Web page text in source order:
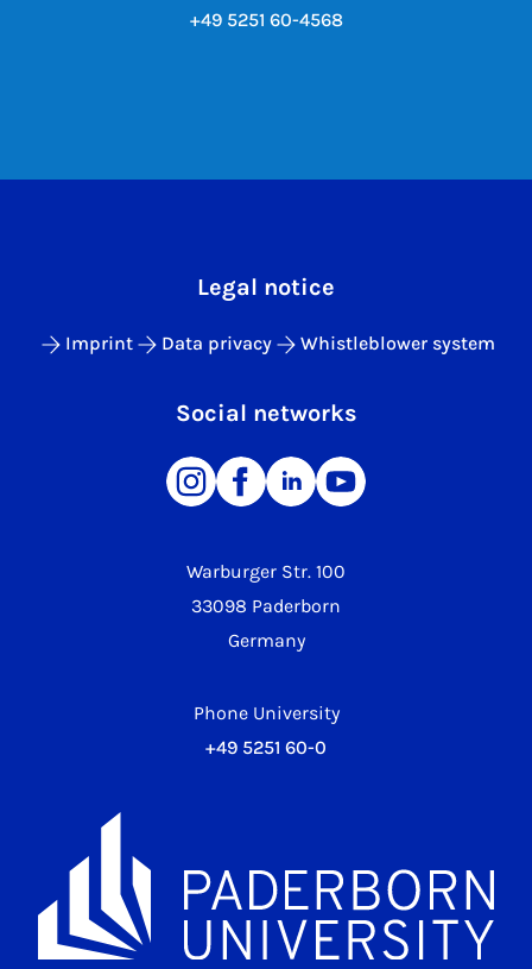
+49 5251 60-4568
Warburger Str. 100
33098 Paderborn
Germany
Phone University
+49 5251 60-0
Legal notice
Imprint Data privacy Whistleblower system
Social networks